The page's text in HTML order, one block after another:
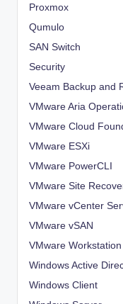
Proxmox
Qumulo
SAN Switch
Security
Veeam Backup and
VMware Aria
VMware Cloud
VMware ESXi
VMware PowerCLI
VMware Site
VMware vCenter
VMware vSAN
VMware Workstation
Windows Active
Windows Client